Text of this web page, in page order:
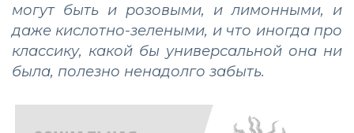
могут быть и розовыми, и лимонными, и
даже кислотно-зелеными, и что иногда про
классику, какой бы универсальной она ни
была, полезно ненадолго забыть.